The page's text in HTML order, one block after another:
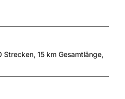
Strecken, 15 km Gesamtlänge,